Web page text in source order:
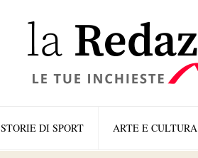
STORIE DI SPORT ARTE E CULTURA